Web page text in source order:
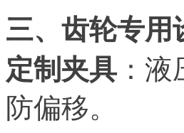
三、齿轮专用
定制夹具 ：
防偏移。